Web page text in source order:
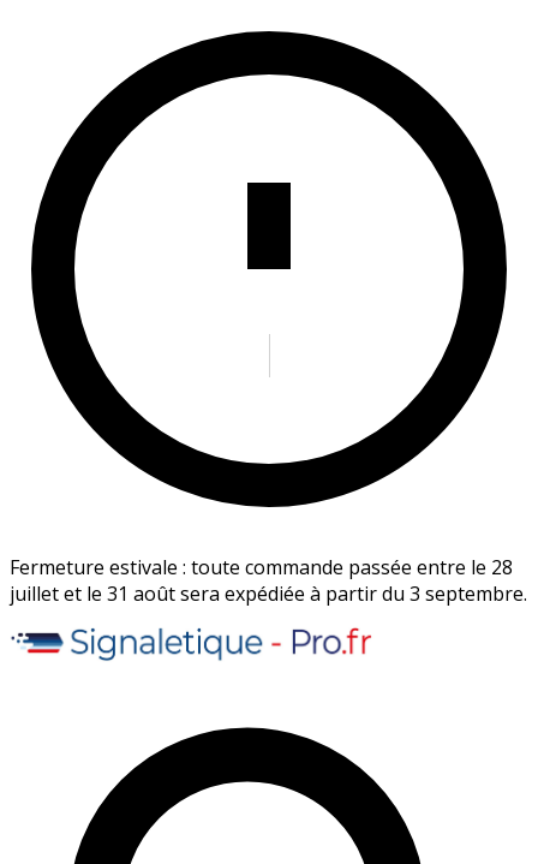
Fermeture estivale : toute commande passée entre le 28
juillet et le 31 août sera expédiée à partir du 3 septembre.